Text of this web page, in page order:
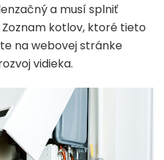
a musí splniť
Zoznam kotlov, ktoré tieto
na webovej stránke
vidieka.